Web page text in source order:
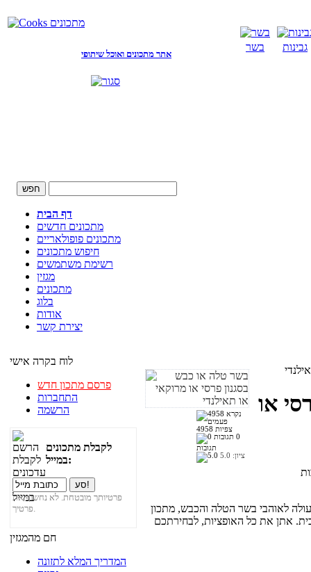
אתר מתכונים ואוכל שיתופי
בשר גבינות
דף הבית
מתכונים חדשים
מתכונים פופולאריים
חיפוש מתכונים
רשימת משתמשים
מגזין
מתכונים
בלוג
אודות
יצירת קשר
לוח בקרה אישי
פרסם מתכון חדש
התחברות
הרשמה
לקבלת מתכונים
במייל:
פרטיותך מובטחת. לא נחשוף את
פרטיך.
חם מהמגזין
המדריך המלא לתזונה
4958 צפיות
0
תגובות
ציון: 5.0
או
לאוהבי בשר הטלה והכבש, מתכון